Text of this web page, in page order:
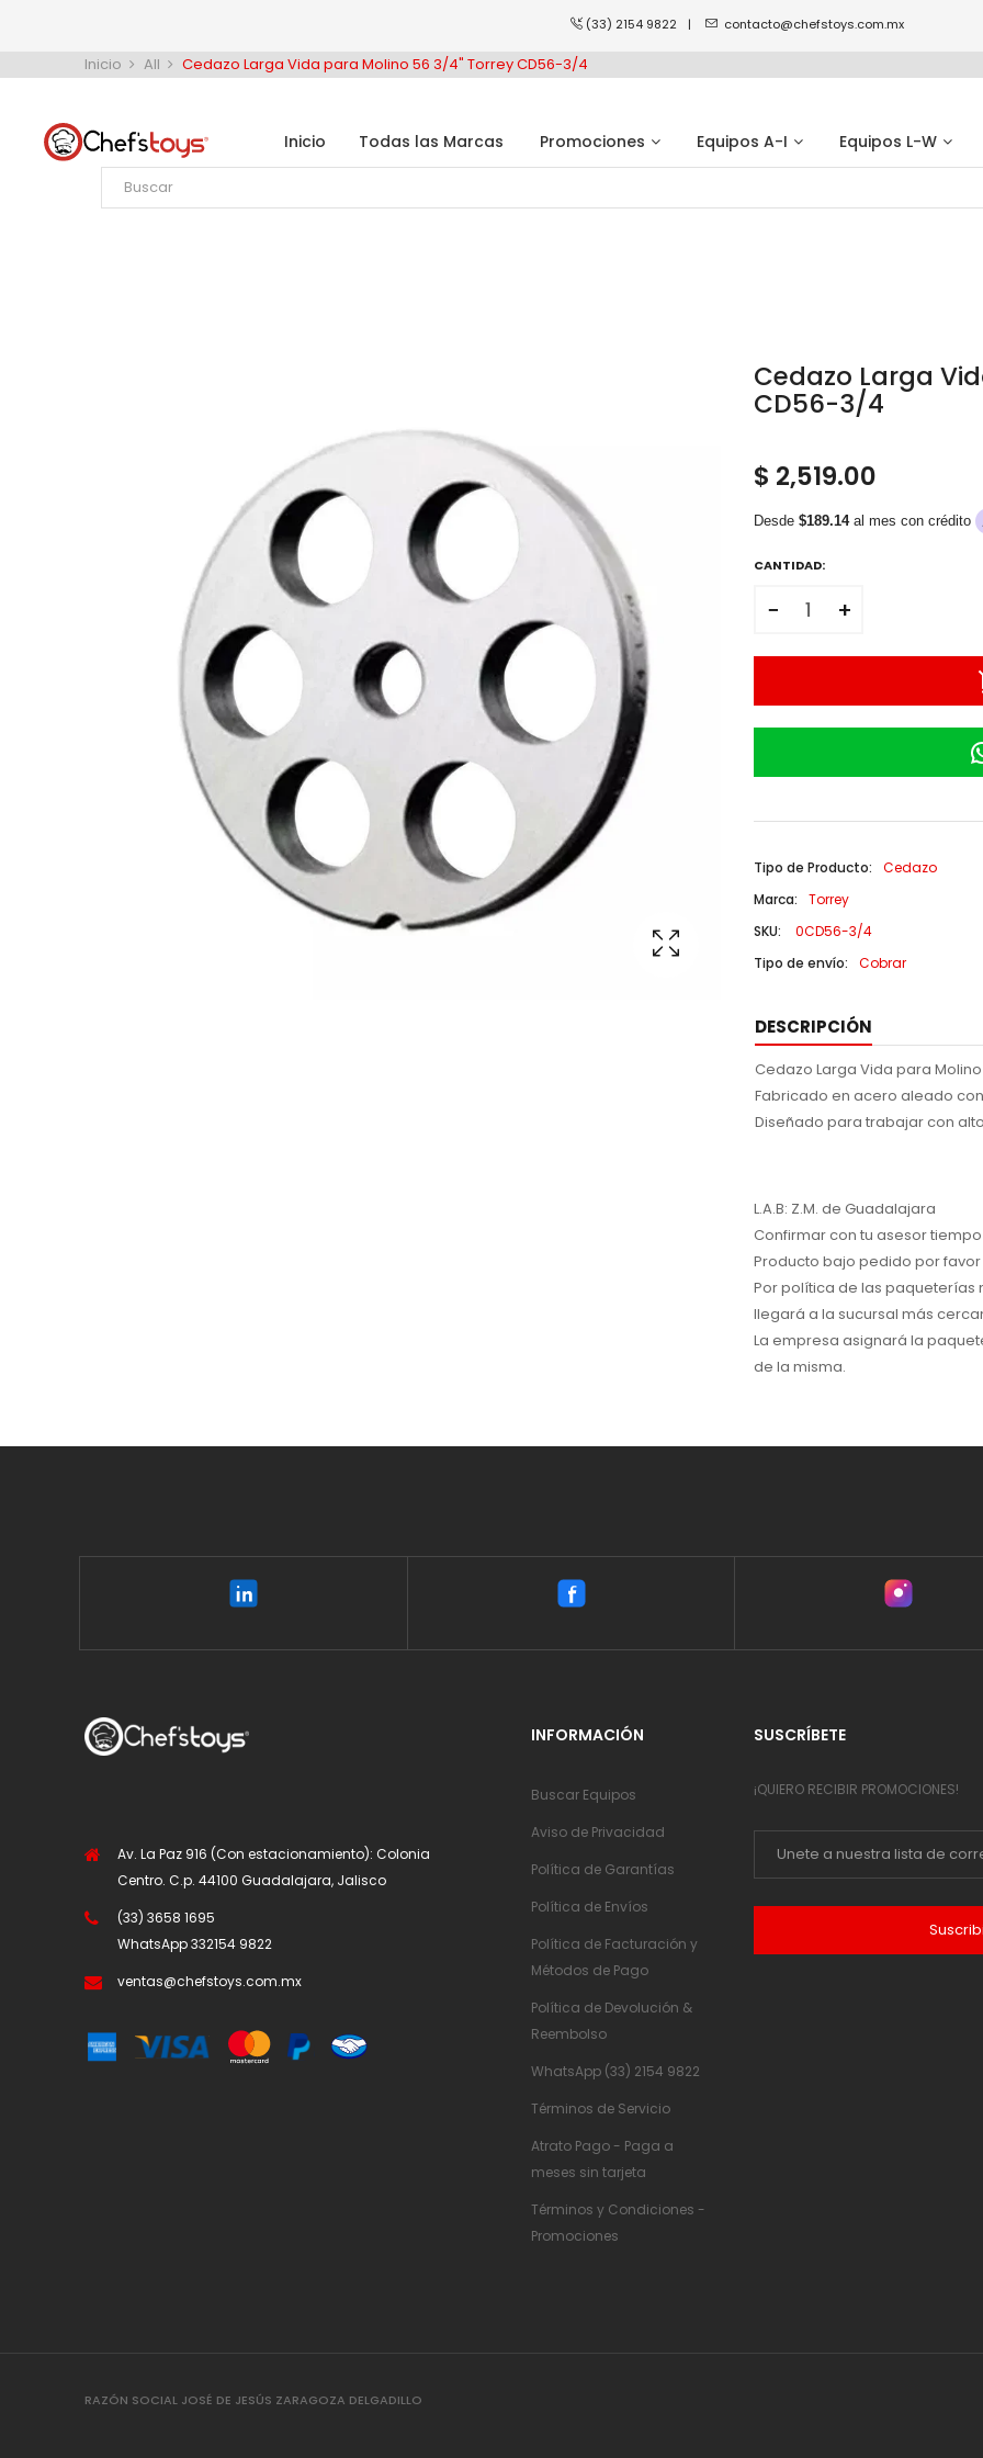
(33) 2154 9822 | contacto@chefstoys.com.mx
Inicio Todas las Marcas Promociones Equipos A-I Equipos L-W
Inicio All Cedazo Larga Vida para Molino 56 3/4" Torrey CD56-3/4
Cedazo Larga
CD56-3/4
$ 2,519.00
Desde $189.14al mes con crédito
CANTIDAD:
− +
Tipo de Producto:
Cedazo
Marca:
Torrey
SKU:
0CD56-3/4
Tipo de envío:
Cobrar
DESCRIPCIÓN
Cedazo Larga Vida para
Fabricado en acero aleado
Diseñado para trabajar con
L.A.B: Z.M. de Guadalajara
Confirmar con tu asesor
Producto bajo pedido por
Por política de las paqueterías
llegará a la sucursal más
La empresa asignará la
de la misma.
Av. La Paz 916 (Con estacionamiento): Colonia
Centro. C.p. 44100 Guadalajara, Jalisco
(33) 3658 1695
WhatsApp332154 9822
ventas@chefstoys.com.mx
INFORMACIÓN
Buscar Equipos
Aviso de Privacidad
Política de Garantías
Política de Envíos
Política de Facturación y
Métodos de Pago
Política de Devolución &
Reembolso
WhatsApp (33) 2154 9822
Términos de Servicio
Atrato Pago - Paga a
meses sin tarjeta
Términos y Condiciones -
Promociones
SUSCRÍBETE
¡QUIERO RECIBIR PROMOCIONES!
RAZÓN SOCIAL JOSÉ DE JESÚS ZARAGOZA DELGADILLO